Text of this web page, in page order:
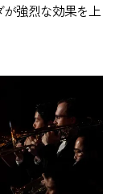
強烈な効果を上